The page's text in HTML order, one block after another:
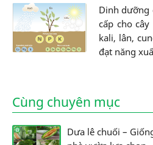
Dinh dưỡng
cấp cho
kali, lân,
đạt năng
Cùng chuyên mục
Dưa lê chuối –